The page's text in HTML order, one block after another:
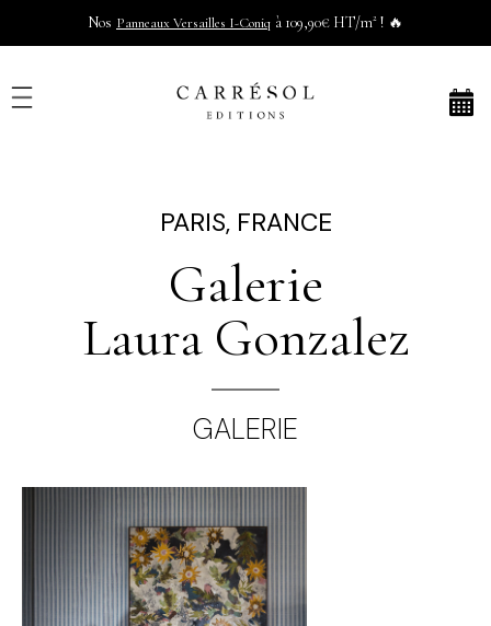
Nos Panneaux Versailles I-Coniq à 109,90€ HT/m² ! 🔥
PARIS, FRANCE
Galerie
Laura Gonzalez
GALERIE